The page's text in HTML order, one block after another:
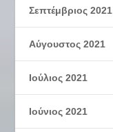
Σεπτέμβριος 2021
Αύγουστος 2021
Ιούλιος 2021
Ιούνιος 2021